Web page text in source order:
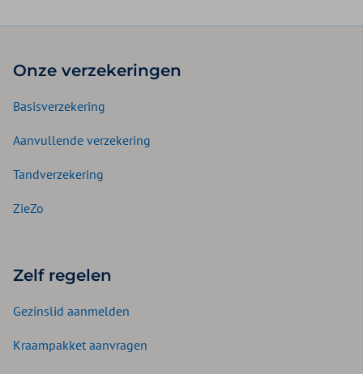
Onze verzekeringen
Basisverzekering
Aanvullende verzekering
Tandverzekering
ZieZo
Zelf regelen
Gezinslid aanmelden
Kraampakket aanvragen